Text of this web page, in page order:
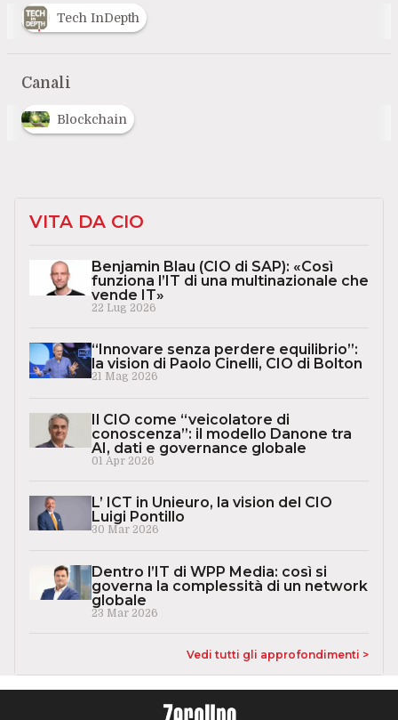
Tech InDepth
Canali
Blockchain
VITA DA CIO
Benjamin Blau (CIO di SAP): «Così
funziona l’IT di una multinazionale che
vende IT»
22 Lug 2026
“Innovare senza perdere equilibrio”:
la vision di Paolo Cinelli, CIO di Bolton
21 Mag 2026
Il CIO come “veicolatore di
conoscenza”: il modello Danone tra
AI, dati e governance globale
01 Apr 2026
L’ ICT in Unieuro, la vision del CIO
Luigi Pontillo
30 Mar 2026
Dentro l’IT di WPP Media: così si
governa la complessità di un network
globale
23 Mar 2026
Vedi tutti gli approfondimenti >